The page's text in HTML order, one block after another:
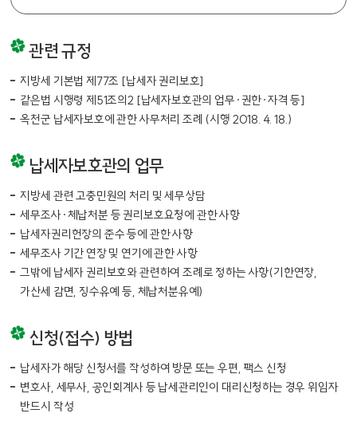
관련 규정
지방세 기본법 제77조 [납세자 권리보호]
같은법 시행령 제51조의2 [납세자보호관의 업무·권한·자격 등]
옥천군 납세자보호에 관한 사무처리 조례 (시행 2018. 4. 18.)
납세자보호관의 업무
지방세 관련 고충민원의 처리 및 세무상담
세무조사·체납처분 등 권리보호요청에 관한 사항
납세자권리헌장의 준수 등에 관한 사항
세무조사 기간 연장 및 연기에 관한 사항
그밖에 납세자 권리보호와 관련하여 조례로 정하는 사항(기한연장,
가산세 감면, 징수유예 등, 체납처분유예)
신청(접수) 방법
납세자가 해당 신청서를 작성하여 방문 또는 우편, 팩스 신청
변호사, 세무사, 공인회계사 등 납세관리인이 대리신청하는 경우 위임자
반드시 작성